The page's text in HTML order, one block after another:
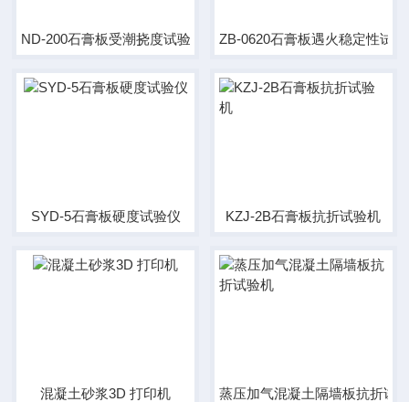
ND-200石膏板受潮挠度试验箱 ZB-0620石膏板遇火稳定性试
SYD-5石膏板硬度试验仪 KZJ-2B石膏板抗折试验机
混凝土砂浆3D 打印机 蒸压加气混凝土隔墙板抗折试